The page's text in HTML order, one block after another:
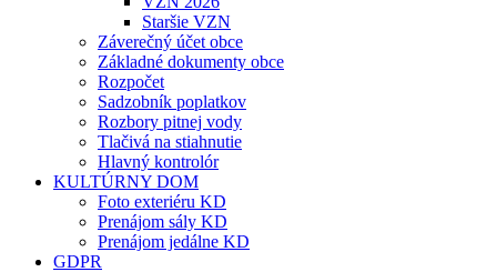
Staršie VZN
Záverečný účet obce
Základné dokumenty obce
Rozpočet
Sadzobník poplatkov
Rozbory pitnej vody
Tlačivá na stiahnutie
Hlavný kontrolór
KULTÚRNY DOM
Foto exteriéru KD
Prenájom sály KD
Prenájom jedálne KD
GDPR